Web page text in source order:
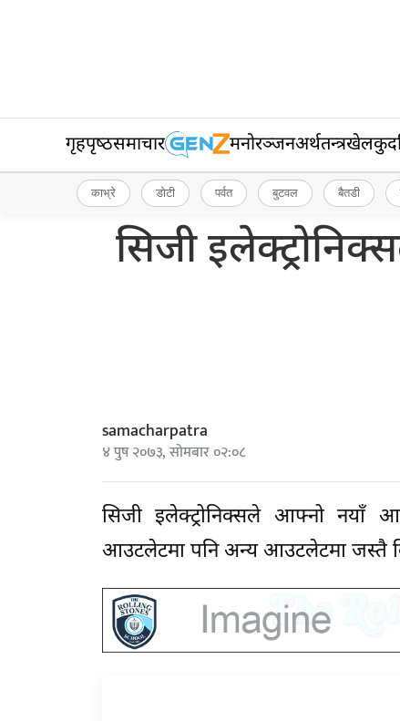
गृहपृष्‍ठसमाचार मनोरञ्जनअर्थतन्त्रखेलकुद
काभ्रे डोटी पर्वत बुटवल बैतडी
सिजी
samacharpatra
४ पुष २०७३, सोमबार ०२:०८
सिजी इलेक्ट्रोनिक्सले आफ्नो नयाँ
आउटलेटमा पनि अन्य आउटलेटमा जस्तै